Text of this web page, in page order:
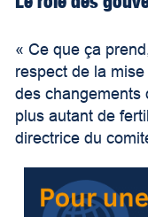
« Ce que ça
respect de la
des changements
plus autant de
directrice du